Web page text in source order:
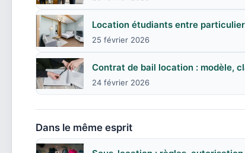
Location étudiants entre
25 février 2026
Contrat de bail location : modèle,
24 février 2026
Dans le même esprit